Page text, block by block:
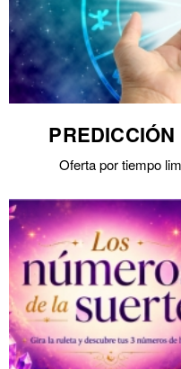
Oferta por tiempo